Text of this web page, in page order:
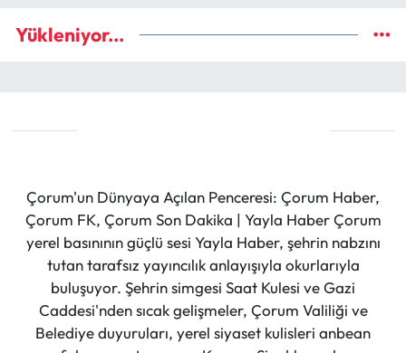
Yükleniyor...
Çorum'un Dünyaya Açılan Penceresi: Çorum Haber,
Çorum FK, Çorum Son Dakika | Yayla Haber Çorum
yerel basınının güçlü sesi Yayla Haber, şehrin nabzını
tutan tarafsız yayıncılık anlayışıyla okurlarıyla
buluşuyor. Şehrin simgesi Saat Kulesi ve Gazi
Caddesi'nden sıcak gelişmeler, Çorum Valiliği ve
Belediye duyuruları, yerel siyaset kulisleri anbean